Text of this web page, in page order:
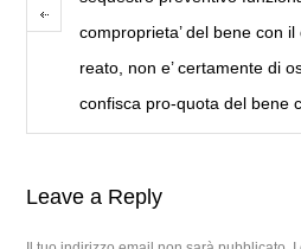
comproprieta’ del bene con
reato, non e’ certamente di
confisca pro-quota del bene
Leave a Reply